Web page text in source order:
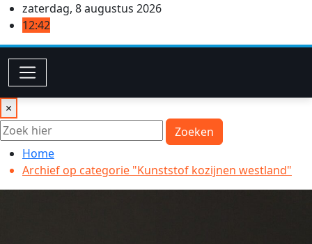
Ga
naar
de
inhoud
zaterdag, 8 augustus 2026
12:42
×
Zoeken
Home
Archief op categorie "Kunststof kozijnen westland"